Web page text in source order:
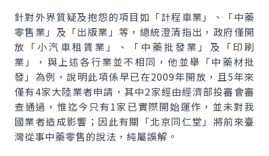
針對外界質疑及抱怨的項目如「計程車業」、「中藥
零售業」及「出版業」等，總統澄清指出，政府僅開
放「小汽車租賃業」、「中藥批發業」及「印刷
業」，與上述各行業並不相同，他並舉「中藥材批
發」為例，說明此項係早已在2009年開放，且5年來
僅有4家大陸業者申請，其中2家經由經濟部投審會審
查通過，惟迄今只有1家已實際開始運作，並未對我
國業者造成影響；因此有關「北京同仁堂」將前來臺
灣從事中藥零售的說法，純屬誤解。